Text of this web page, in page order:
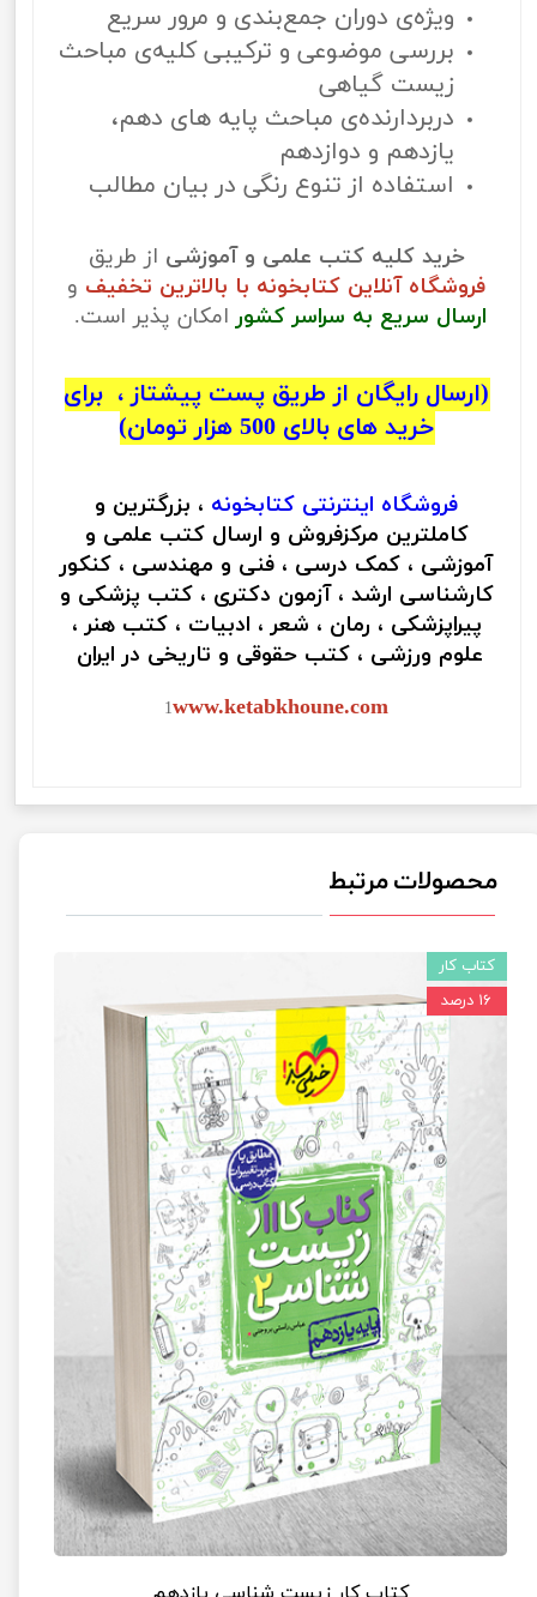
ویژه‌ی دوران جمع‌بندی و مرور سریع
بررسی موضوعی و ترکیبی کلیه‌ی مباحث
زیست گیاهی
دربردارنده‌ی مباحث پایه های دهم،
یازدهم و دوازدهم
استفاده از تنوع رنگی در بیان مطالب
خرید کلیه کتب علمی و آموزشی از طریق
فروشگاه آنلاین کتابخونه با بالاترین تخفیف و
ارسال سریع به سراسر کشور امکان پذیر است.
(ارسال رایگان از طریق پست پیشتاز ، برای
خرید های بالای 500 هزار تومان)
فروشگاه اینترنتی کتابخونه ، بزرگترین و
کاملترین مرکزفروش و ارسال کتب علمی و
آموزشی ، کمک درسی ، فنی و مهندسی ، کنکور
کارشناسی ارشد ، آزمون دکتری ، کتب پزشکی و
پیراپزشکی ، رمان ، شعر ، ادبیات ، کتب هنر ،
علوم ورزشی ، کتب حقوقی و تاریخی در ایران
1www.ketabkhoune.com
محصولات مرتبط
کتاب کار
۱۶ درصد